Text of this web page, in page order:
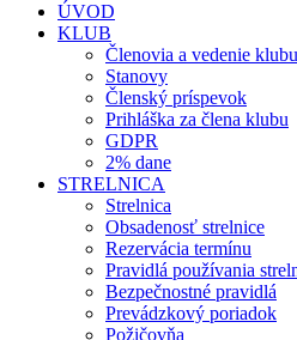
ÚVOD
KLUB
Členovia a vedenie klubu
Stanovy
Členský príspevok
Prihláška za člena klubu
GDPR
2% dane
STRELNICA
Strelnica
Obsadenosť strelnice
Rezervácia termínu
Pravidlá používania
Bezpečnostné pravidlá
Prevádzkový poriadok
Požičovňa